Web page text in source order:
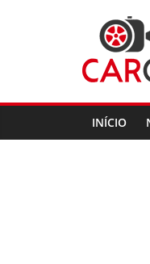
Ensaios
Automóvel
INÍCIO